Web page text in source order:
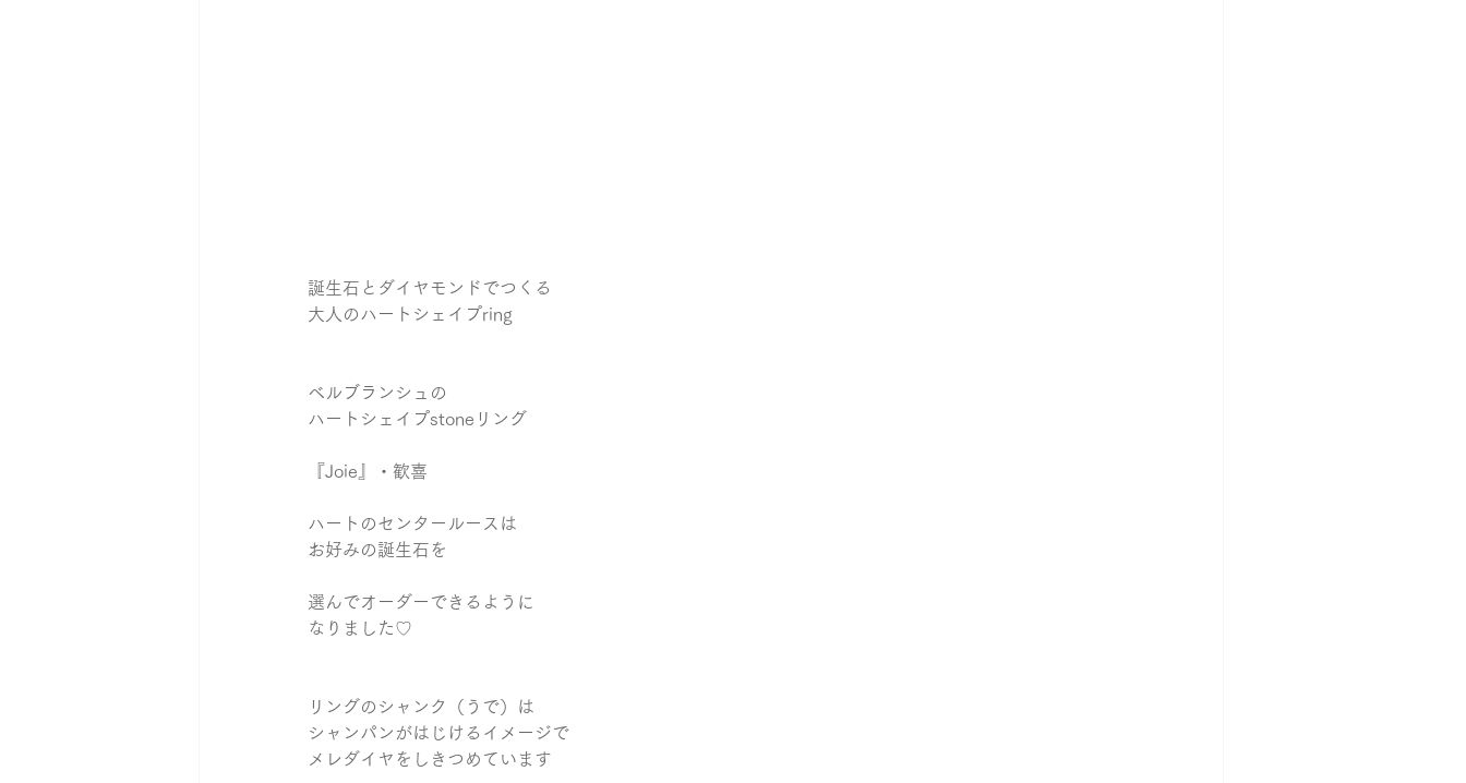
誕生石とダイヤモンドでつくる
大人のハートシェイプring
ベルブランシュの
ハートシェイプstoneリング
『Joie』・歓喜
ハートのセンタールースは
お好みの誕生石を
選んでオーダーできるように
なりました♡
リングのシャンク（うで）は
シャンパンがはじけるイメージで
メレダイヤをしきつめています